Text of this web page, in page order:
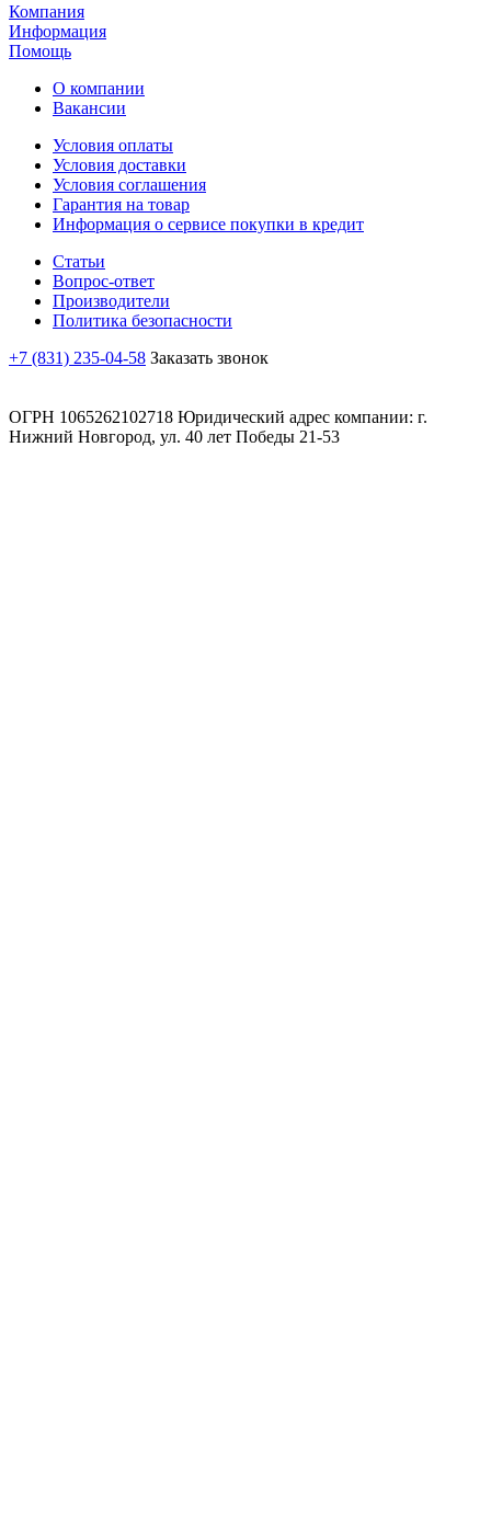
Компания
Информация
Помощь
О компании
Вакансии
Условия оплаты
Условия доставки
Условия соглашения
Гарантия на товар
Информация о сервисе покупки в кредит
Статьи
Вопрос-ответ
Производители
Политика безопасности
+7 (831) 235-04-58 Заказать звонок
ОГРН 1065262102718 Юридический адрес компании: г.
Нижний Новгород, ул. 40 лет Победы 21-53